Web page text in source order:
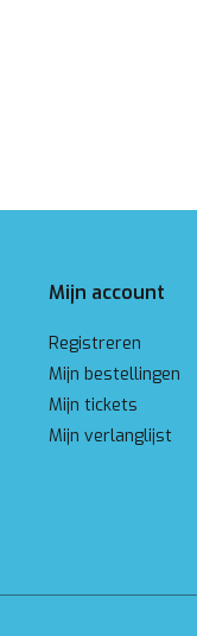
Mijn account
Registreren
Mijn bestellingen
Mijn tickets
Mijn verlanglijst